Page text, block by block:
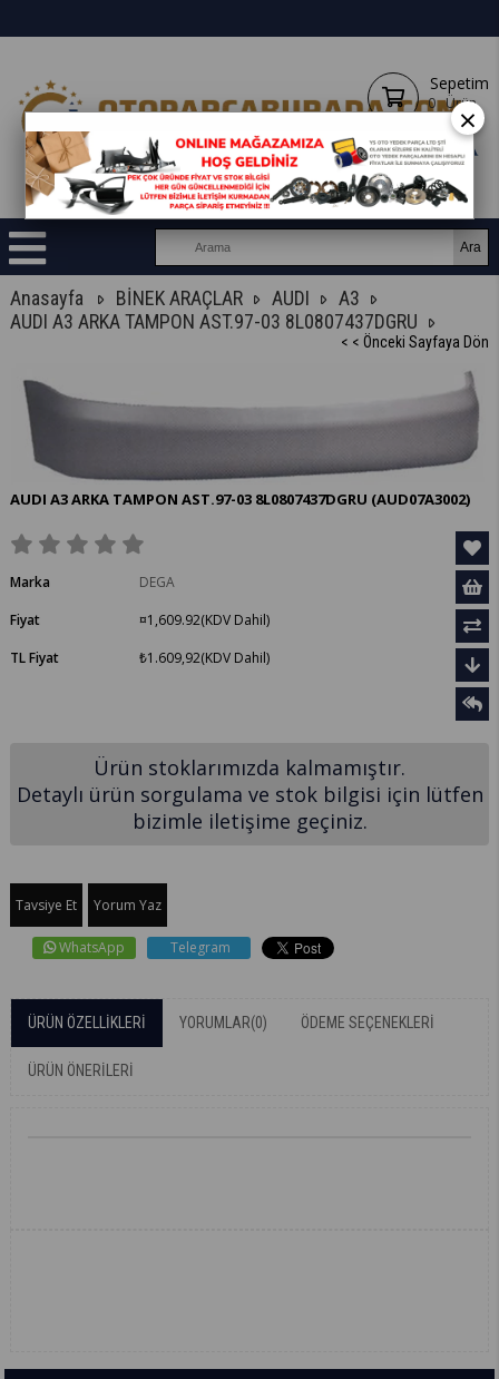
Sepetim
0 Ürün
Anasayfa BİNEK ARAÇLAR AUDI
A3
AUDI A3 ARKA TAMPON AST.97-03 8L0807437DGRU
< < Önceki Sayfaya Dön
AUDI A3 ARKA TAMPON AST.97-03 8L0807437DGRU (AUD07A3002)
Marka
DEGA
Fiyat
¤1,609.92(KDV Dahil)
TL Fiyat
₺1.609,92(KDV Dahil)
Ürün stoklarımızda kalmamıştır.
Detaylı ürün sorgulama ve stok bilgisi için lütfen
bizimle iletişime geçiniz.
Tavsiye Et Yorum Yaz
WhatsApp Telegram
ÜRÜN ÖZELLIKLERI YORUMLAR(0) ÖDEME SEÇENEKLERI
ÜRÜN ÖNERILERI
×